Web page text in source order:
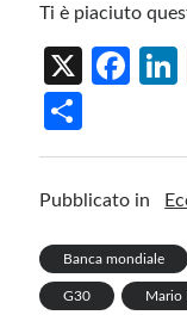
Ti è piaciuto
X
Fa
o
k
h
ar
Pubblicato in
Banca mondiale
G30 Mario